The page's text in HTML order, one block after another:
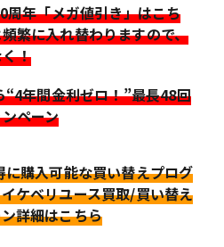
周年「メガ値引き」はこち
繁に入れ替わりますので、
！
“4年間金利ゼロ！”最長48回
ペーン
に購入可能な買い替えプログ
ケベリユース買取/買い替え
詳細はこちら